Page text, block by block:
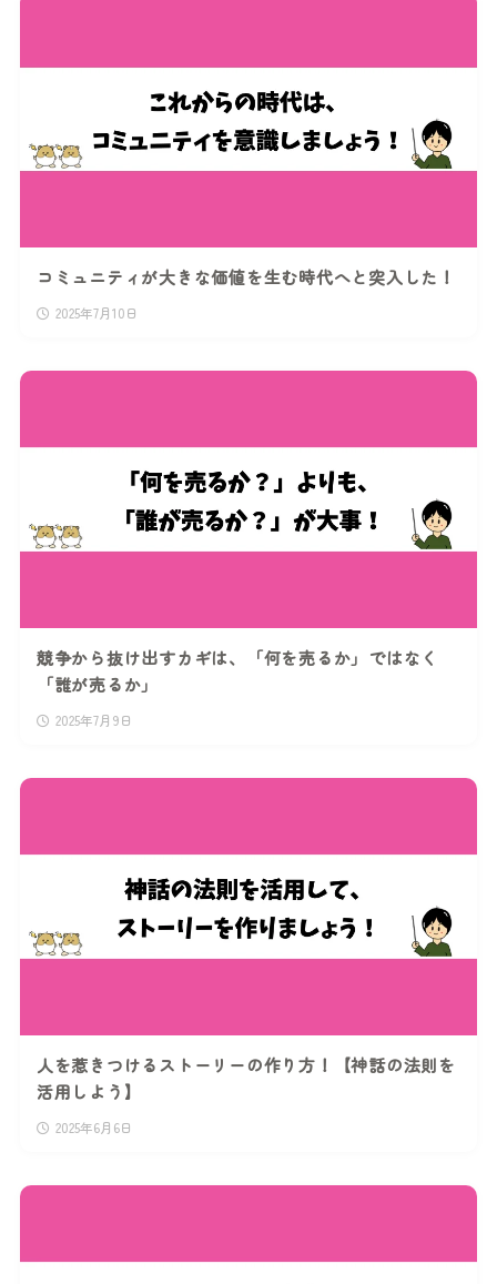
コミュニティが大きな価値を生む時代へと突入した！
2025年7月10日
競争から抜け出すカギは、「何を売るか」ではなく
「誰が売るか」
2025年7月9日
人を惹きつけるストーリーの作り方！【神話の法則を
活用しよう】
2025年6月6日